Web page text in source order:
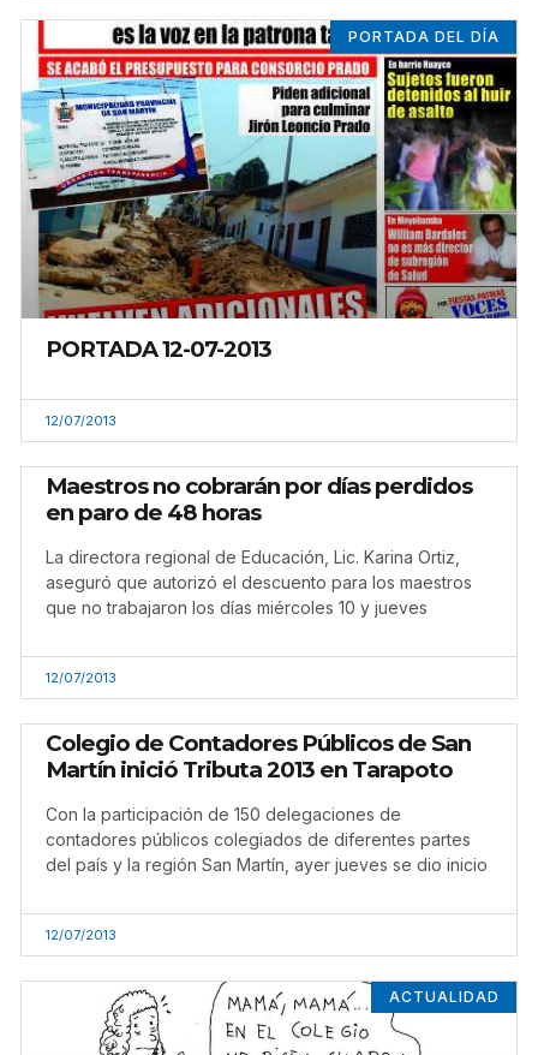
PORTADA DEL DÍA
PORTADA 12-07-2013
12/07/2013
Maestros no cobrarán por días perdidos
en paro de 48 horas
La directora regional de Educación, Lic. Karina Ortiz,
aseguró que autorizó el descuento para los maestros
que no trabajaron los días miércoles 10 y jueves
12/07/2013
Colegio de Contadores Públicos de San
Martín inició Tributa 2013 en Tarapoto
Con la participación de 150 delegaciones de
contadores públicos colegiados de diferentes partes
del país y la región San Martín, ayer jueves se dio inicio
12/07/2013
ACTUALIDAD